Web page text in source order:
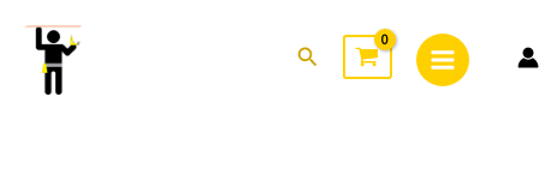
content
Search
Menu
latest